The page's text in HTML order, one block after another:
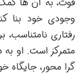
وجودی خود بنا
رفتاری
متمرکز است. او به
گرا محور، جایگاه